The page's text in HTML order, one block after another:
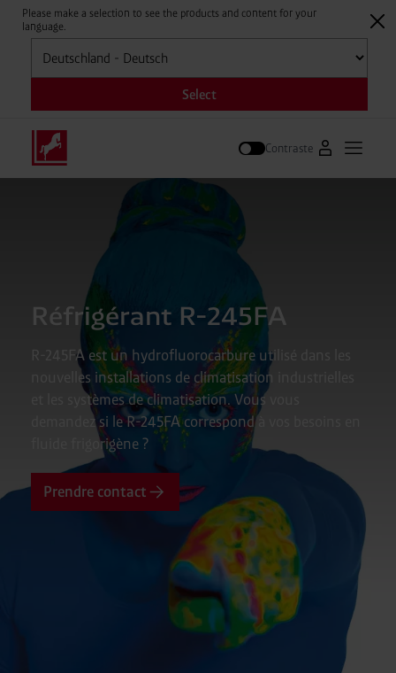
Please make a selection to see the products and content for your
language.
Sélectionner
Select
Suivre
Contraste Vers leOuvrir
Réfrigérant R-245FA
R-245FA est un hydrofluorocarbure utilisé dans les
nouvelles installations de climatisation industrielles
et les systèmes de climatisation. Vous vous
demandez si le R-245FA correspond à vos besoins en
fluide frigorigène ?
Prendre contact